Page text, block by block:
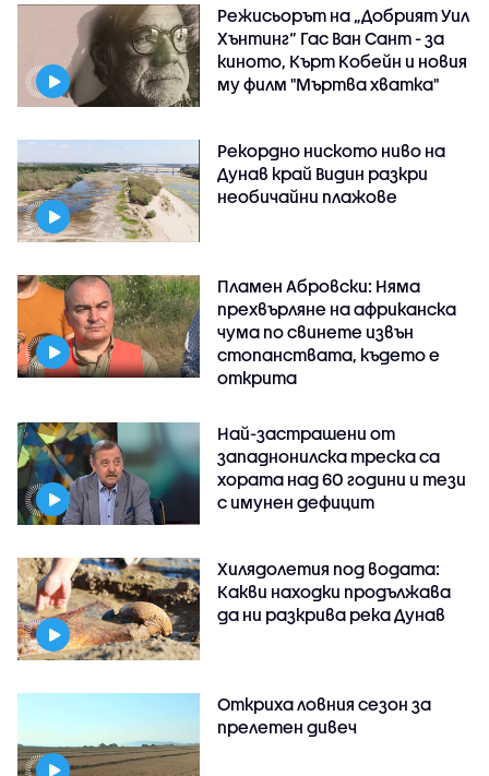
Режисьорът на „Добрият Уил
Хънтинг“ Гас Ван Сант - за
киното, Кърт Кобейн и новия
му филм "Мъртва хватка"
Рекордно ниското ниво на
Дунав край Видин разкри
необичайни плажове
Пламен Абровски: Няма
прехвърляне на африканска
чума по свинете извън
стопанствата, където е
открита
Най-застрашени от
западнонилска треска са
хората над 60 години и тези
с имунен дефицит
Хилядолетия под водата:
Какви находки продължава
да ни разкрива река Дунав
Откриха ловния сезон за
прелетен дивеч